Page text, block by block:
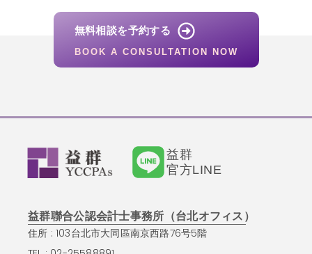
無料相談を予約する
BOOK A CONSULTATION NOW
益群
官方LINE
益群聯合公認会計士事務所（台北オフィス）
住所 : 103台北市大同區南京西路76号5階